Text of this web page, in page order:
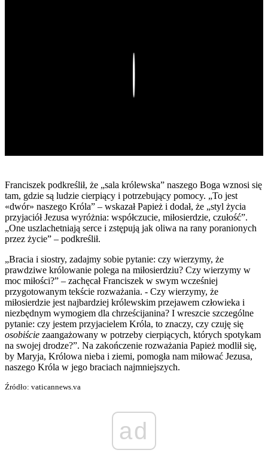
Franciszek podkreślił, że „sala królewska” naszego Boga wznosi się
tam, gdzie są ludzie cierpiący i potrzebujący pomocy. „To jest
«dwór» naszego Króla” – wskazał Papież i dodał, że „styl życia
przyjaciół Jezusa wyróżnia: współczucie, miłosierdzie, czułość”.
„One uszlachetniają serce i zstępują jak oliwa na rany poranionych
przez życie” – podkreślił.
„Bracia i siostry, zadajmy sobie pytanie: czy wierzymy, że
prawdziwe królowanie polega na miłosierdziu? Czy wierzymy w
moc miłości?” – zachęcał Franciszek w swym wcześniej
przygotowanym tekście rozważania. - Czy wierzymy, że
miłosierdzie jest najbardziej królewskim przejawem człowieka i
niezbędnym wymogiem dla chrześcijanina? I wreszcie szczególne
pytanie: czy jestem przyjacielem Króla, to znaczy, czy czuję się
osobiście zaangażowany w potrzeby cierpiących, których spotykam
na swojej drodze?”. Na zakończenie rozważania Papież modlił się,
by Maryja, Królowa nieba i ziemi, pomogła nam miłować Jezusa,
naszego Króla w jego braciach najmniejszych.
Źródło: vaticannews.va
ad